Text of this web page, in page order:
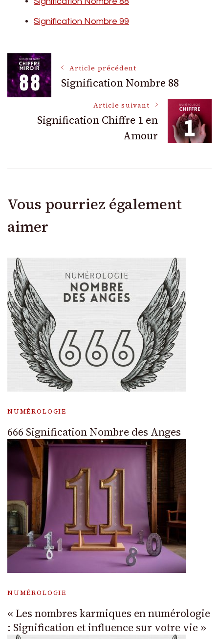
Signification Nombre 99
Navigation
des
articles
Article précédent
Signification Nombre 88
Article suivant
Signification Chiffre 1 en
Amour
Vous pourriez également
aimer
NUMÉROLOGIE
666 Signification Nombre des Anges
NUMÉROLOGIE
« Les nombres karmiques en numérologie
: Signification et influence sur votre vie »